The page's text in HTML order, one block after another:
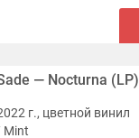
— Nocturna (LP)
г., цветной винил
Mint